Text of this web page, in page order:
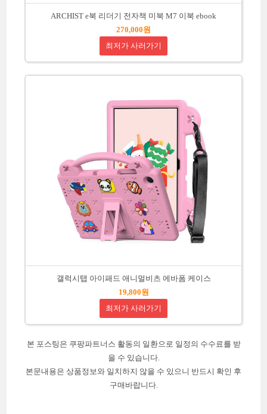
ARCHIST e북 리더기 전자책 미북 M7 이북 ebook
270,000원
최저가 사러가기
갤럭시탭 아이패드 애니멀비츠 에바폼 케이스
19,800원
최저가 사러가기
본 포스팅은 쿠팡파트너스 활동의 일환으로 일정의 수수료를 받
을 수 있습니다.
본문내용은 상품정보와 일치하지 않을 수 있으니 반드시 확인 후
구매바랍니다.